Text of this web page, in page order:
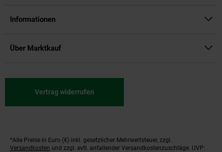
Informationen
Über Marktkauf
Vertrag widerrufen
Fußnoten
*Alle Preise in Euro (€) inkl. gesetzlicher Mehrwertsteuer, zzgl.
Versandkosten und zzgl. evtl. anfallender Versandkostenzuschläge. UVP: